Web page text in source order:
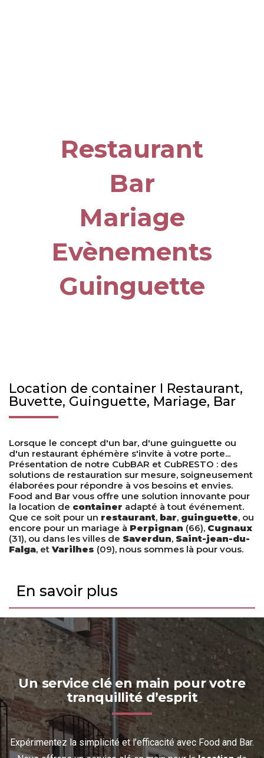
Restaurant
Bar
Mariage
Evènements
Guinguette
Location de container I Restaurant,
Buvette, Guinguette, Mariage, Bar
Lorsque le concept d'un bar, d'une guinguette ou
d'un restaurant éphémère s'invite à votre porte...
Présentation de notre CubBAR et CubRESTO : des
solutions de restauration sur mesure, soigneusement
élaborées pour répondre à vos besoins et envies.
Food and Bar vous offre une solution innovante pour
la location de container adapté à tout événement.
Que ce soit pour un restaurant, bar, guinguette, ou
encore pour un mariage à Perpignan (66), Cugnaux
(31), ou dans les villes de Saverdun, Saint-jean-du-
Falga, et Varilhes (09), nous sommes là pour vous.
En savoir plus
Un service clé en main pour votre
tranquillité d’esprit
Expérimentez la simplicité et l’efficacité avec Food and Bar.